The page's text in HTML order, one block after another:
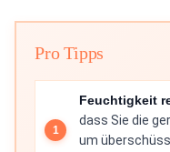
Pro Tipps
Feuchtigkeit
dass Sie die
um